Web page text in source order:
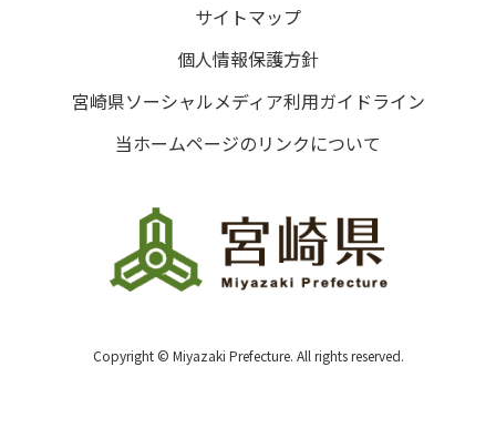
サイトマップ
個人情報保護方針
宮崎県ソーシャルメディア利用ガイドライン
当ホームページのリンクについて
Copyright © Miyazaki Prefecture. All rights reserved.